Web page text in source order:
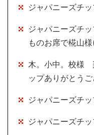
ジャパニーズチ
ジャパニーズチ
ものお席で椛山
木。小中。校様
ップありがとう
ジャパニーズチ
ジャパニーズチ